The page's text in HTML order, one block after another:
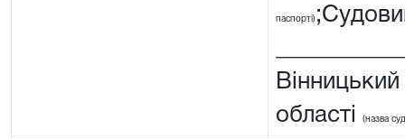
паспорті)
області
(назва